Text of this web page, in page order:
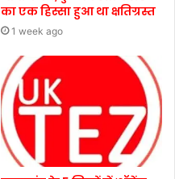
का एक हिस्सा हुआ था क्षतिग्रस्त
1 week ago